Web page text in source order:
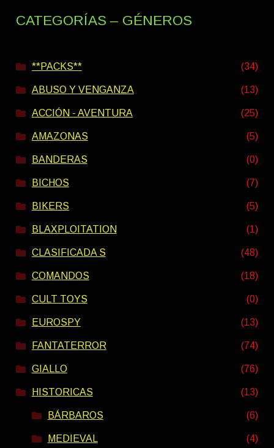
CATEGORÍAS – GÉNEROS
**PACKS** (34)
ABUSO Y VENGANZA (13)
ACCIÓN - AVENTURA (25)
AMAZONAS (5)
BANDERAS (0)
BICHOS (7)
BIKERS (5)
BLAXPLOITATION (1)
CLASIFICADA S (48)
COMANDOS (18)
CULT TOYS (0)
EUROSPY (13)
FANTATERROR (74)
GIALLO (76)
HISTORICAS (13)
BÁRBAROS (6)
MEDIEVAL (4)